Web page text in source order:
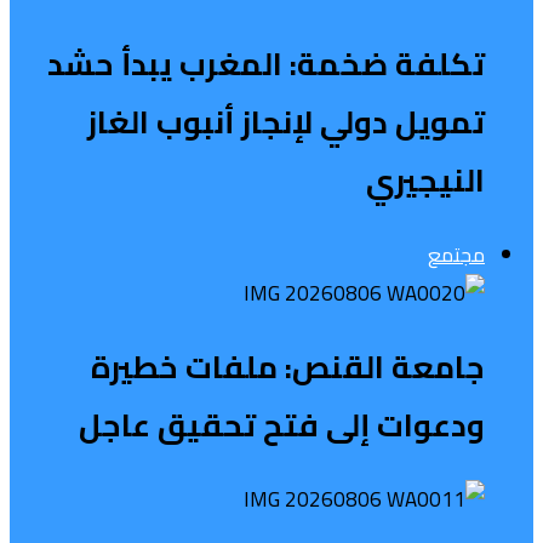
تكلفة ضخمة: المغرب يبدأ حشد
تمويل دولي لإنجاز أنبوب الغاز
النيجيري
مجتمع
جامعة القنص: ملفات خطيرة
ودعوات إلى فتح تحقيق عاجل